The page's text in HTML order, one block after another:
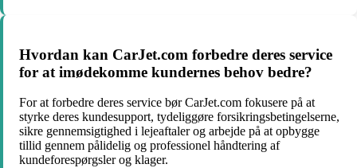
Hvordan kan CarJet.com forbedre deres service
for at imødekomme kundernes behov bedre?
For at forbedre deres service bør CarJet.com fokusere på at
styrke deres kundesupport, tydeliggøre forsikringsbetingelserne,
sikre gennemsigtighed i lejeaftaler og arbejde på at opbygge
tillid gennem pålidelig og professionel håndtering af
kundeforespørgsler og klager.